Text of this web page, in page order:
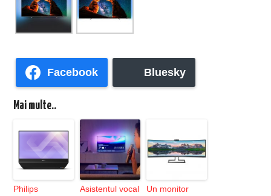
Facebook Bluesky
Mai multe..
Philips
Asistentul vocal
Un monitor